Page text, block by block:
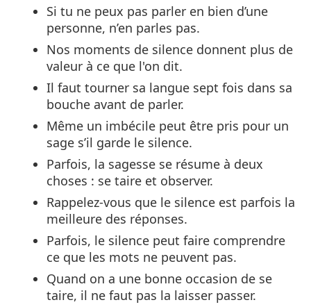
Si tu ne peux pas parler en bien d’une
personne, n’en parles pas.
Nos moments de silence donnent plus de
valeur à ce que l'on dit.
Il faut tourner sa langue sept fois dans sa
bouche avant de parler.
Même un imbécile peut être pris pour un
sage s’il garde le silence.
Parfois, la sagesse se résume à deux
choses : se taire et observer.
Rappelez-vous que le silence est parfois la
meilleure des réponses.
Parfois, le silence peut faire comprendre
ce que les mots ne peuvent pas.
Quand on a une bonne occasion de se
taire, il ne faut pas la laisser passer.